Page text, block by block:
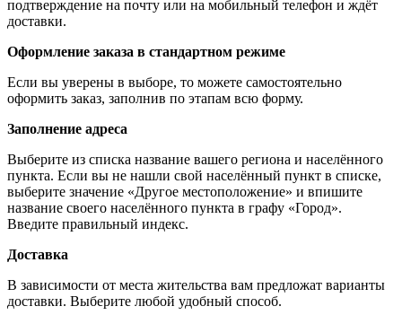
подтверждение на почту или на мобильный телефон и ждёт
доставки.
Оформление заказа в стандартном режиме
Если вы уверены в выборе, то можете самостоятельно
оформить заказ, заполнив по этапам всю форму.
Заполнение адреса
Выберите из списка название вашего региона и населённого
пункта. Если вы не нашли свой населённый пункт в списке,
выберите значение «Другое местоположение» и впишите
название своего населённого пункта в графу «Город».
Введите правильный индекс.
Доставка
В зависимости от места жительства вам предложат варианты
доставки. Выберите любой удобный способ.